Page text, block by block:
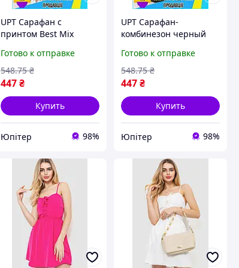
UPT Сарафан с
принтом Best Mix
женщин свободного
кроя без рукавов
нарядный платье
Готово к отправке
447 ₴
548.75 ₴
Купить
Юпітер 98%
UPT Сарафан-
комбинезон черный
для женщин летний
свободный на резинке
без рукавов UPT66-B
Готово к отправке
447₴
548.75 ₴
Купить
Юпітер 98%